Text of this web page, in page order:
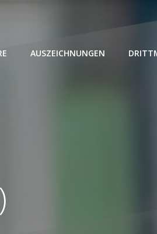
AUSZEICHNUNGEN